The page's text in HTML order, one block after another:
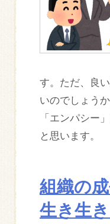
す。ただ、良
いのでしょう
「エンパシー
と思います。
組織の
生き生